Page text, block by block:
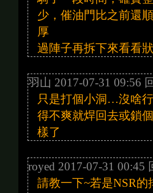
少，催油門比之前還
厚
過陣子再拆下來看看
羽山 2017-07-31 09:56
只是打個小洞…沒啥
得不爽就焊回去或鎖
樣了
royed 2017-07-31 00:45
請教一下~若是NSR的